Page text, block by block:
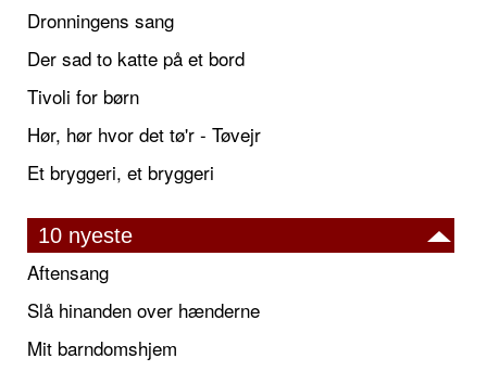
Dronningens sang
Der sad to katte på et bord
Tivoli for børn
Hør, hør hvor det tø'r - Tøvejr
Et bryggeri, et bryggeri
10 nyeste
Aftensang
Slå hinanden over hænderne
Mit barndomshjem